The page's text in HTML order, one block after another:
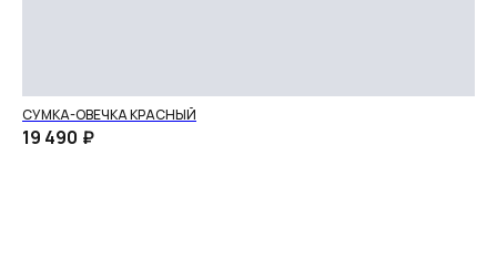
СУМКА-ОВЕЧКА КРАСНЫЙ
19 490 ₽